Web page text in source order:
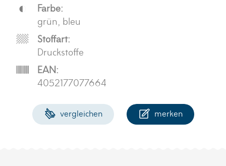
Farbe:
grün, bleu
Stoffart:
Druckstoffe
EAN:
4052177077664
vergleichen merken